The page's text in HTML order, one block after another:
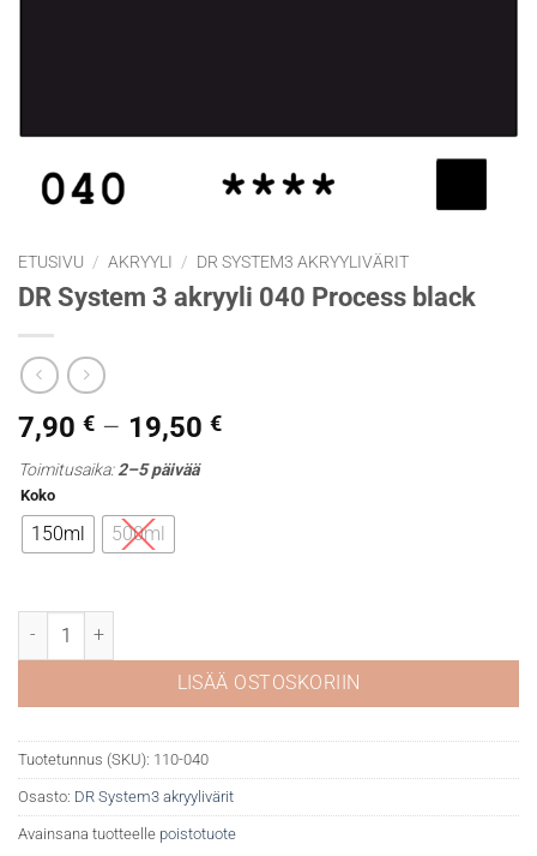
ETUSIVU / AKRYYLI / DR SYSTEM3 AKRYYLIVÄRIT
DR System 3 akryyli 040 Process black
7,90 € – 19,50 €Hintaluokka:
Toimitusaika:2–5 päivää
Koko
150ml 500ml
DR System 3 akryyli 040 Process black määrä
LISÄÄ OSTOSKORIIN
Tuotetunnus (SKU): 110-040
Osasto: DR System3 akryylivärit
Avainsana tuotteelle poistotuote